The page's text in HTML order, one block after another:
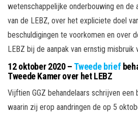
wetenschappelijke onderbouwing en de
van de LEBZ, over het expliciete doel
beschuldigingen te voorkomen en over
LEBZ bij de aanpak van ernstig misbruik
12 oktober 2020 – Tweede brief
Tweede Kamer over het LEBZ
Vijftien GGZ behandelaars schrijven
waarin zij erop aandringen de op 5